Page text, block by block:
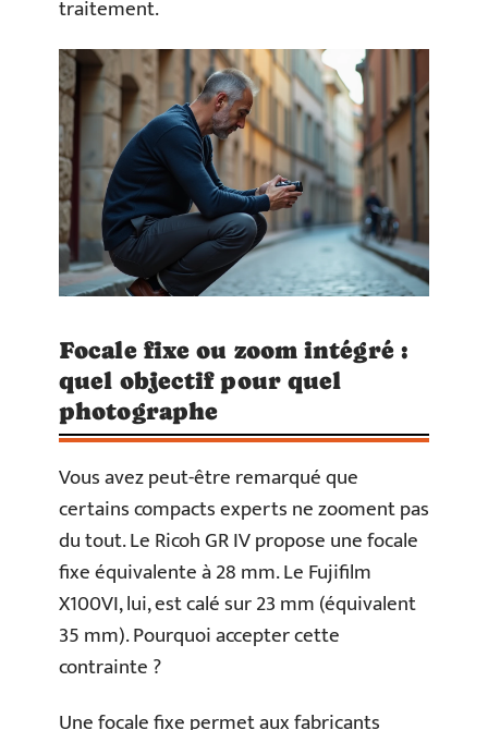
traitement.
Focale fixe ou zoom intégré :
quel objectif pour quel
photographe
Vous avez peut-être remarqué que
certains compacts experts ne zooment pas
du tout. Le Ricoh GR IV propose une focale
fixe équivalente à 28 mm. Le Fujifilm
X100VI, lui, est calé sur 23 mm (équivalent
35 mm). Pourquoi accepter cette
contrainte ?
Une focale fixe permet aux fabricants